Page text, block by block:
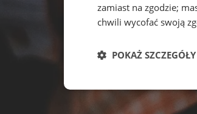
zamiast na zgodzie;
chwili wycofać swoją
POKAŻ SZCZEGÓŁY
Niezbędne